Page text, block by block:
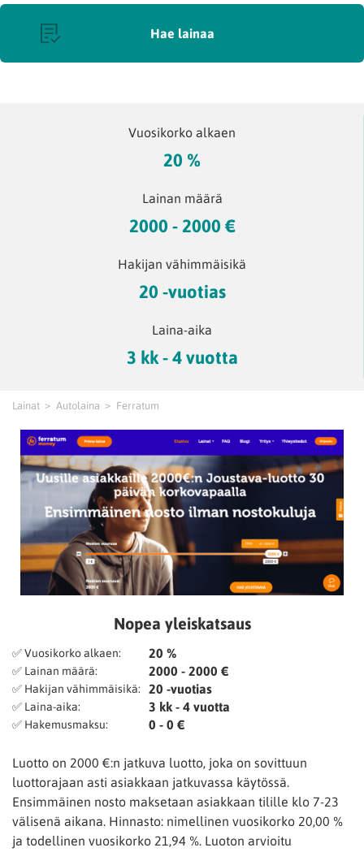
Hae lainaa
Vuosikorko alkaen
20 %
Lainan määrä
2000 - 2000 €
Hakijan vähimmäisikä
20 -vuotias
Laina-aika
3 kk - 4 vuotta
Lainat Autolaina Ferratum
Nopea yleiskatsaus
✅ Vuosikorko alkaen: 20 %
✅ Lainan määrä: 2000 - 2000 €
✅ Hakijan vähimmäisikä: 20 -vuotias
✅ Laina-aika: 3 kk - 4 vuotta
✅ Hakemusmaksu: 0 - 0 €
Luotto on 2000 €:n jatkuva luotto, joka on sovittuun
luottorajaan asti asiakkaan jatkuvassa käytössä.
Ensimmäinen nosto maksetaan asiakkaan tilille klo 7-23
välisenä aikana. Hinnasto: nimellinen vuosikorko 20,00 %
ja todellinen vuosikorko 21,94 %. Luoton arvioitu